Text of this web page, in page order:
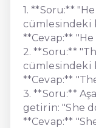
1. **Soru:**
cümlesindeki
**Cevap:**
2. **Soru:**
cümlesindeki
**Cevap:**
3. **Soru:**
getirin: "She
**Cevap:**